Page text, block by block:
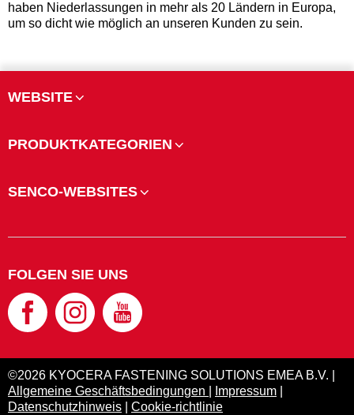
haben Niederlassungen in mehr als 20 Ländern in Europa,
um so dicht wie möglich an unseren Kunden zu sein.
WEBSITE
PRODUKTKATEGORIEN
SENCO-WEBSITES
FOLGEN SIE UNS
©2026 KYOCERA FASTENING SOLUTIONS EMEA B.V. |
Allgemeine Geschäftsbedingungen
Impressum
Datenschutzhinweis
Cookie-richtlinie